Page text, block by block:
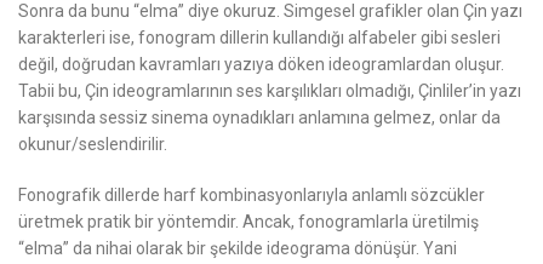
Sonra da bunu “elma” diye okuruz. Simgesel grafikler olan Çin yazı
karakterleri ise, fonogram dillerin kullandığı alfabeler gibi sesleri
değil, doğrudan kavramları yazıya döken ideogramlardan oluşur.
Tabii bu, Çin ideogramlarının ses karşılıkları olmadığı, Çinliler’in yazı
karşısında sessiz sinema oynadıkları anlamına gelmez, onlar da
okunur/seslendirilir.
Fonografik dillerde harf kombinasyonlarıyla anlamlı sözcükler
üretmek pratik bir yöntemdir. Ancak, fonogramlarla üretilmiş
“elma” da nihai olarak bir şekilde ideograma dönüşür. Yani